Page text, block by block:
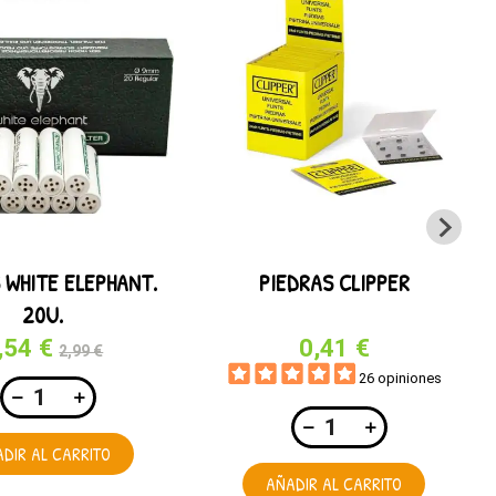
ELEPHANT.
20U.
€ 2,99 €
AL CARRITO
PIEDRAS CLIPPER
0,41 €
26 opiniones
AÑADIR AL CARRITO